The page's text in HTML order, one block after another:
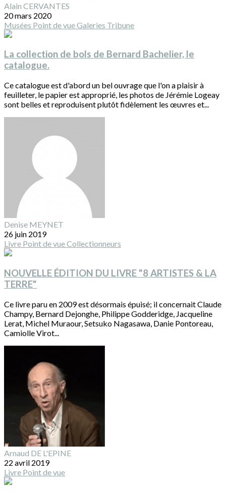
Alain CERVANTES
20 mars 2020
Musées Point de vueGaleries Tribune
La collection de bols de Bernard Bachelier, le
catalogue.
Ce catalogue est d'abord un bel ouvrage que l'on a plaisir à
feuilleter, le papier est approprié, les photos de Jérémie Logeay
sont belles et reproduisent plutôt fidèlement les œuvres et...
Denise MEYNET
26 juin 2019
Livre Point de vueCollectionneurs
NOUVELLE ÉDITION DU LIVRE "8 ARTISTES & LA
TERRE"
Ce livre paru en 2009 est désormais épuisé; il concernait Claude
Champy, Bernard Dejonghe, Philippe Godderidge, Jacqueline
Lerat, Michel Muraour, Setsuko Nagasawa, Danie Pontoreau,
Camiolle Virot...
Arnaud DE L'EPINE
22 avril 2019
Livre Point de vue